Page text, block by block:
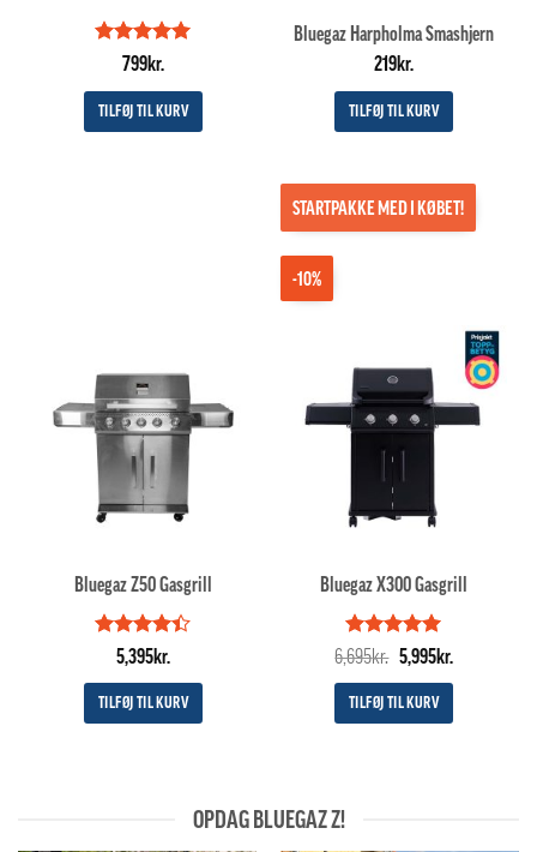
Vurderet
799kr.
TILFØJ TIL KURV
Bluegaz Harpholma Smashjern
219kr.
TILFØJ TIL KURV
Bluegaz Z50 Gasgrill
Vurderet
ud af
5,395kr.
TILFØJ TIL KURV
-10%
STARTPAKKE MED I KØBET!
Bluegaz X300 Gasgrill
Vurderet5
ud af 5
6,695kr. Den
oprindelige
pris
var:
5,995kr.
TILFØJ TIL KURV
OPDAG BLUEGAZ Z!